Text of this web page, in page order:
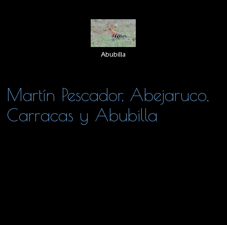
Abubilla
Martín Pescador, Abejaruco,
Carracas y Abubilla